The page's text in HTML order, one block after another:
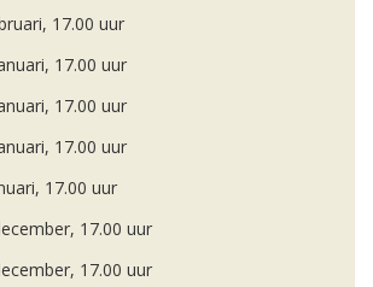
17.00 uur
17.00 uur
17.00 uur
17.00 uur
17.00 uur
17.00 uur
17.00 uur